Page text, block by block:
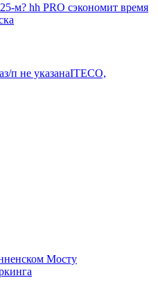
м? hh PRO сэкономит время
з/п не указанаITECO,
Мосту